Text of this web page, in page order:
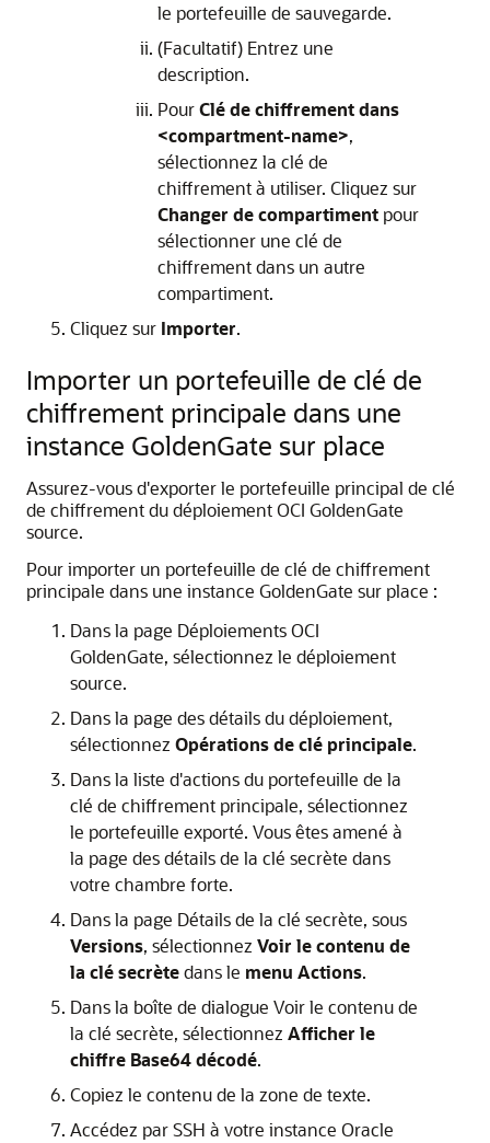
le portefeuille de sauvegarde.
(Facultatif) Entrez une
description.
PourClé de chiffrement dans
<compartment-name>,
sélectionnez la clé de
chiffrement à utiliser. Cliquez sur
Changer de compartiment pour
sélectionner une clé de
chiffrement dans un autre
compartiment.
Cliquez sur Importer.
Importer un portefeuille de clé de
chiffrement principale dans une
instance GoldenGate sur place
Assurez-vous d'exporter le portefeuille principal de clé
de chiffrement du déploiementOCI GoldenGate
source.
Pour importer un portefeuille de clé de chiffrement
principale dans une instance GoldenGate sur place :
Dans la page DéploiementsOCI
GoldenGate, sélectionnez le déploiement
source.
Dans la page des détails du déploiement,
sélectionnez Opérations de clé principale.
Dans la liste d'actions du portefeuille de la
clé de chiffrement principale, sélectionnez
le portefeuille exporté. Vous êtes amené à
la page des détails de la clé secrète dans
votre chambre forte.
Dans la page Détails de la clé secrète, sous
Versions, sélectionnez Voir le contenu de
la clé secrètedans le menu Actions.
Dans la boîte de dialogue Voir le contenu de
la clé secrète, sélectionnez Afficher le
chiffre Base64 décodé.
Copiez le contenu de la zone de texte.
Accédez par SSH à votre instance Oracle